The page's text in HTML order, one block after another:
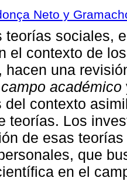
Neto y
teorías sociales,
el contexto de
hacen una
campo académico
del contexto
teorías. Los
de esas
que
en el